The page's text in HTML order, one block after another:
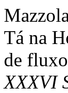
Tá na
de
XXXVI